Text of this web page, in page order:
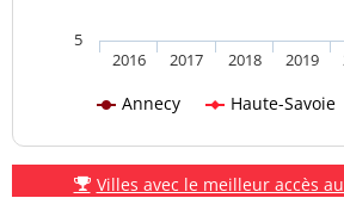
Annecy Haute-Savoie
2016 2017 2018 2019
5
Villes avec le meilleur accès